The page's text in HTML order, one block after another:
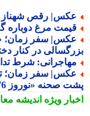
رقص شهناز
مرغ دوباره
سفر زمان؛
در کنار
شرط تداوم
سفر زمان؛ تیپ
صحنه «نوروز 76»
ویژهاندیشه معاصر